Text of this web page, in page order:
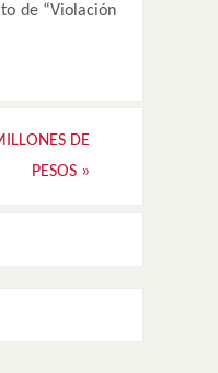
de “Violación
DE
PESOS »